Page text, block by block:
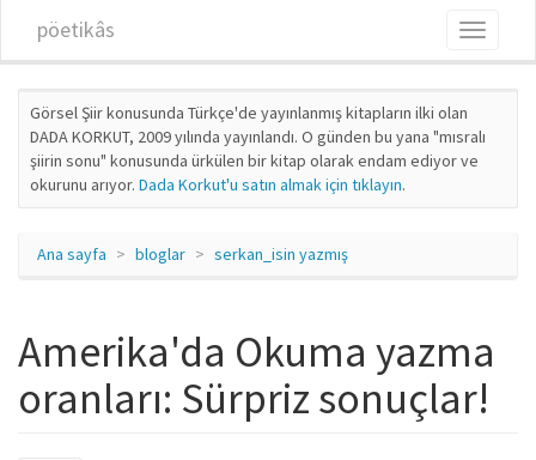
pöetikâs
Toggle
Görsel Şiir konusunda Türkçe'de yayınlanmış kitapların ilki olan
DADA KORKUT, 2009 yılında yayınlandı. O günden bu yana "mısralı
şiirin sonu" konusunda ürkülen bir kitap olarak endam ediyor ve
okurunu arıyor. Dada Korkut'u satın almak için tıklayın.
Ana sayfa bloglar serkan_isin yazmış
Amerika'da Okuma yazma
oranları: Sürpriz sonuçlar!